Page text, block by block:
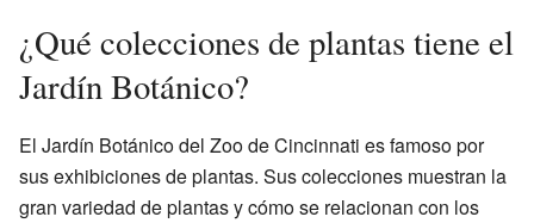
¿Qué colecciones de plantas tiene el
Jardín Botánico?
El Jardín Botánico del Zoo de Cincinnati es famoso por
sus exhibiciones de plantas. Sus colecciones muestran la
gran variedad de plantas y cómo se relacionan con los